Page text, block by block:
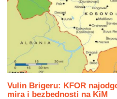
Vulin Brigeru: KFOR
mira i bezbednosti na KiM